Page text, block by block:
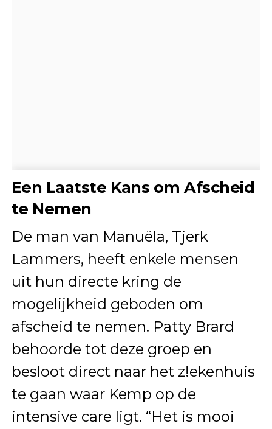
Een Laatste Kans om Afscheid
te Nemen
De man van Manuëla, Tjerk
Lammers, heeft enkele mensen
uit hun directe kring de
mogelijkheid geboden om
afscheid te nemen. Patty Brard
behoorde tot deze groep en
besloot direct naar het z!ekenhuis
te gaan waar Kemp op de
intensive care ligt. “Het is mooi